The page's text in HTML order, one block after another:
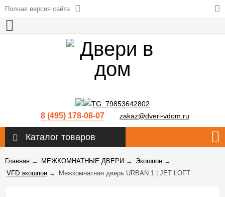
Полная версия сайта
8 (495) 178-08-07 zakaz@dveri-vdom.ru
Каталог товаров
Главная → МЕЖКОМНАТНЫЕ ДВЕРИ → Экошпон →
VFD экошпон → Межкомнатная дверь URBAN 1 | JET LOFT